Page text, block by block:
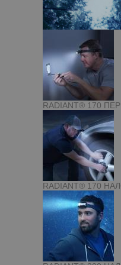
RADIANT® 170
RADIANT® 170